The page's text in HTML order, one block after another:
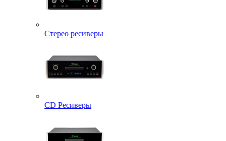
Стерео ресиверы
CD Ресиверы